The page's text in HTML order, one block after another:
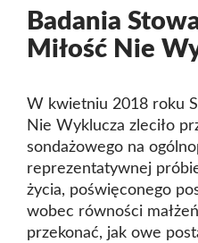
Badania
Miłość Nie
W kwietniu 2018 roku
Nie Wyklucza zleciło
sondażowego na
reprezentatywnej
życia, poświęconego
wobec równości
przekonać, jak owe